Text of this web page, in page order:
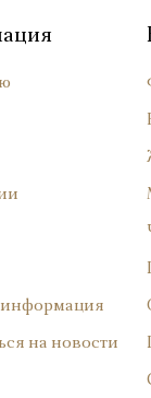
на новости